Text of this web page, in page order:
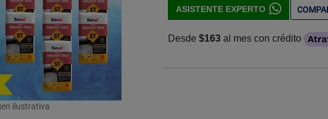
ilustrativa
ASISTENTE EXPERTO
Desde$163 al mes con crédito